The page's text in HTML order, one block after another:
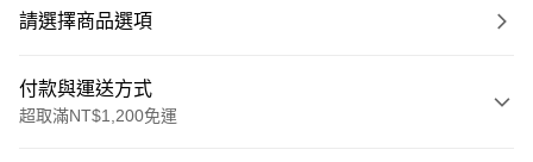
請選擇商品選項
付款與運送方式
超取滿NT$1,200免運